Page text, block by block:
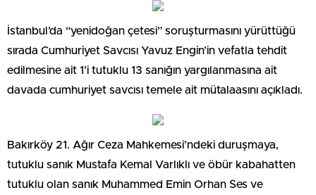
İstanbul’da “yenidoğan çetesi” soruşturmasını yürüttüğü
sırada Cumhuriyet Savcısı Yavuz Engin’in vefatla tehdit
edilmesine ait 1’i tutuklu 13 sanığın yargılanmasına ait
davada cumhuriyet savcısı temele ait mütalaasını açıkladı.
Bakırköy 21. Ağır Ceza Mahkemesi’ndeki duruşmaya,
tutuklu sanık Mustafa Kemal Varlıklı ve öbür kabahatten
tutuklu olan sanık Muhammed Emin Orhan Ses ve